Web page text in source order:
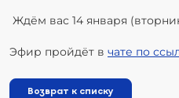
Ждём вас 14 января
Эфир пройдёт в чате по
Возврат к списку